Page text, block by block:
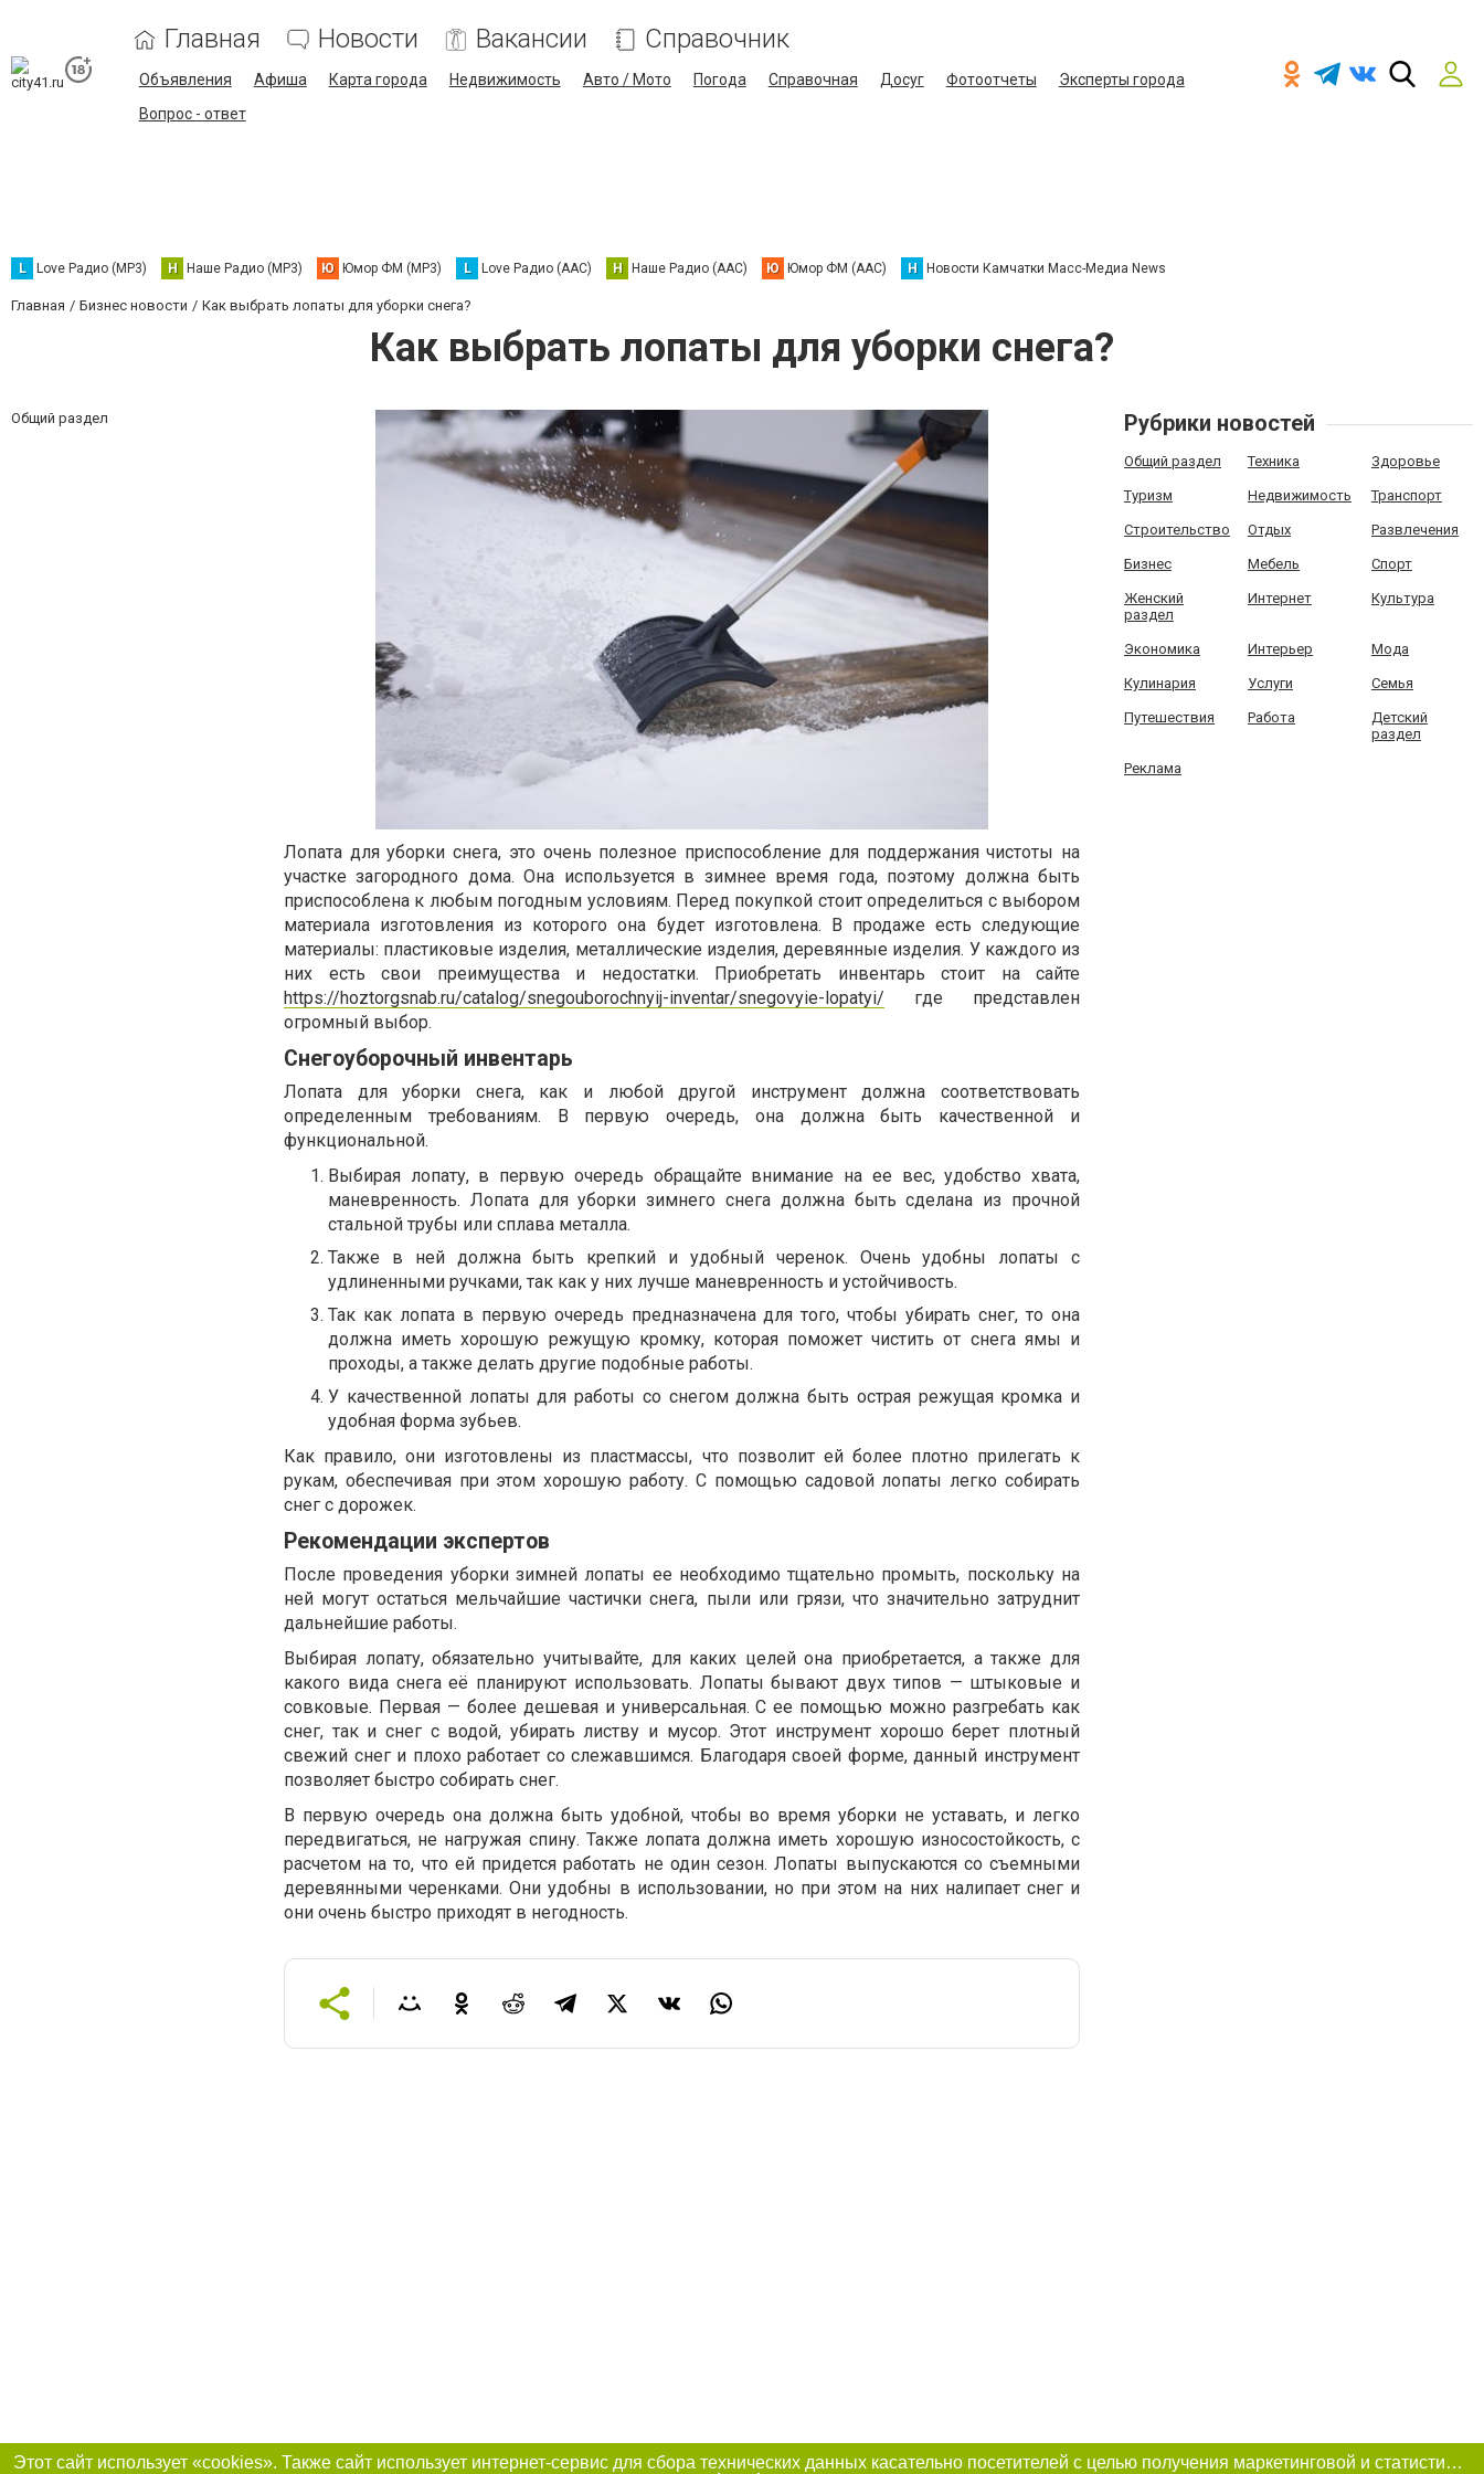
Главная Новости Вакансии Справочник
Объявления Афиша Карта города Недвижимость Авто / Мото Погода Справочная Досуг Фотоотчеты
Эксперты города
Вопрос - ответ
L Love Радио (MP3) Н Наше Радио (MP3) Ю Юмор ФМ (MP3) L Love Радио (AAC) Н Наше Радио (AAC) Ю Юмор ФМ (AAC) Н Новости Камчатки Масс-Медиа News
Главная Бизнес новости Как выбрать лопаты для уборки снега?
Как выбрать лопаты для уборки снега?
Общий раздел
Лопата для уборки снега, это очень полезное приспособление для поддержания чистоты на
участке загородного дома. Она используется в зимнее время года, поэтому должна быть
приспособлена к любым погодным условиям. Перед покупкой стоит определиться с выбором
материала изготовления из которого она будет изготовлена. В продаже есть следующие
материалы: пластиковые изделия, металлические изделия, деревянные изделия. У каждого из
них есть свои преимущества и недостатки. Приобретать инвентарь стоит на сайте
https://hoztorgsnab.ru/catalog/snegouborochnyij-inventar/snegovyie-lopatyi/ где представлен
огромный выбор.
Снегоуборочный инвентарь
Лопата для уборки снега, как и любой другой инструмент должна соответствовать
определенным требованиям. В первую очередь, она должна быть качественной и
функциональной.
Выбирая лопату, в первую очередь обращайте внимание на ее вес, удобство хвата,
маневренность. Лопата для уборки зимнего снега должна быть сделана из прочной
стальной трубы или сплава металла.
Также в ней должна быть крепкий и удобный черенок. Очень удобны лопаты с
удлиненными ручками, так как у них лучше маневренность и устойчивость.
Так как лопата в первую очередь предназначена для того, чтобы убирать снег, то она
должна иметь хорошую режущую кромку, которая поможет чистить от снега ямы и
проходы, а также делать другие подобные работы.
У качественной лопаты для работы со снегом должна быть острая режущая кромка и
удобная форма зубьев.
Как правило, они изготовлены из пластмассы, что позволит ей более плотно прилегать к
рукам, обеспечивая при этом хорошую работу. С помощью садовой лопаты легко собирать
снег с дорожек.
Рекомендации экспертов
После проведения уборки зимней лопаты ее необходимо тщательно промыть, поскольку на
ней могут остаться мельчайшие частички снега, пыли или грязи, что значительно затруднит
дальнейшие работы.
Выбирая лопату, обязательно учитывайте, для каких целей она приобретается, а также для
какого вида снега её планируют использовать. Лопаты бывают двух типов — штыковые и
совковые. Первая — более дешевая и универсальная. С ее помощью можно разгребать как
снег, так и снег с водой, убирать листву и мусор. Этот инструмент хорошо берет плотный
свежий снег и плохо работает со слежавшимся. Благодаря своей форме, данный инструмент
позволяет быстро собирать снег.
В первую очередь она должна быть удобной, чтобы во время уборки не уставать, и легко
передвигаться, не нагружая спину. Также лопата должна иметь хорошую износостойкость, с
расчетом на то, что ей придется работать не один сезон. Лопаты выпускаются со съемными
деревянными черенками. Они удобны в использовании, но при этом на них налипает снег и
они очень быстро приходят в негодность.
Рубрики новостей
Общий раздел Техника Здоровье
Туризм Недвижимость Транспорт
Строительство Отдых Развлечения
Бизнес Мебель Спорт
Женский
раздел
Интернет Культура
Экономика Интерьер Мода
Кулинария Услуги Семья
Путешествия Работа
Детский
раздел
Реклама
Этот сайт использует «cookies». Также сайт использует интернет-сервис для сбора технических данных касательно посетителей с целью получения маркетинговой и статистической информации. Условия обработки данных посетителей сайта см.